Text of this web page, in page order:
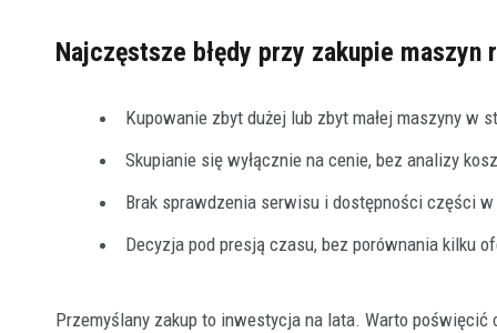
Najczęstsze błędy przy zakupie maszyn
Kupowanie zbyt dużej lub zbyt małej maszyny w
Skupianie się wyłącznie na cenie, bez analizy
Brak sprawdzenia serwisu i dostępności części
Decyzja pod presją czasu, bez porównania kilku
Przemyślany zakup to inwestycja na lata. Warto